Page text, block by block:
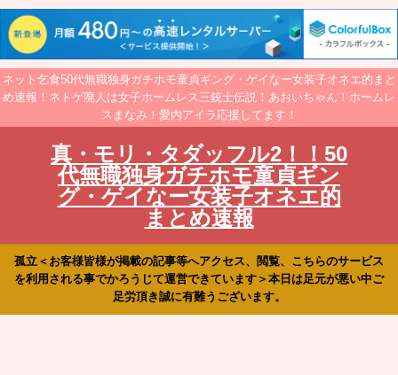
ネット乞食50代無職独身ガチホモ童貞ギング・ゲイなー女装子オネエ的まと
め速報！ネトゲ廃人は女子ホームレス三銃士伝説！あおいちゃん！ホームレ
スまなみ！愛内アイラ応援してます！
真・モリ・タダッフル2！！50
代無職独身ガチホモ童貞ギン
グ・ゲイなー女装子オネエ的
まとめ速報
孤立＜お客様皆様が掲載の記事等へアクセス、閲覧、こちらのサービス
を利用される事でかろうじて運営できています＞本日は足元が悪い中ご
足労頂き誠に有難うございます。